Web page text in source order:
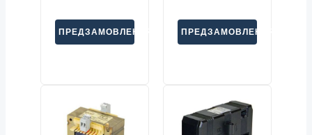
ПРЕДЗАМОВЛЕННЯ ПРЕДЗАМОВЛЕННЯ